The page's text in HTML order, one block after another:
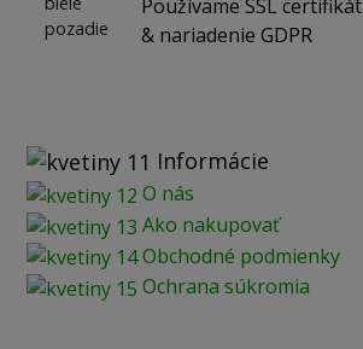
Používame SSL certifikát
& nariadenie GDPR
Informácie
O nás
Ako nakupovať
Obchodné podmienky
Ochrana súkromia